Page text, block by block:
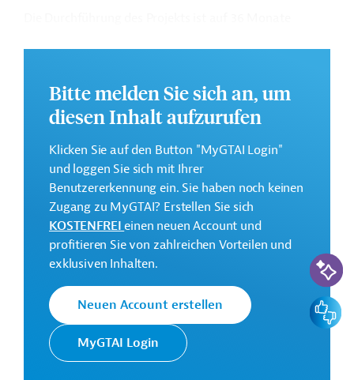
finden Sie auf derWebseite der JICA
GTAI informiert über dieJICA: Schwerpunkte,
Geschäftsanbahnung.
Kontaktadressen
Japan
International
Cooperation
Die JICA setzt die Finanzielle
Zusammenarbeit (FZ) Japans im
Auftrag der Regierung um. Ziele der
Agentur sind die Unterstützung des
sozioökonomischen Wachstums in
Bitte melden Sie sich an, um
diesen Inhalt aufzurufen
Klicken Sie auf den Button "MyGTAI Login"
und loggen Sie sich mit Ihrer
Benutzererkennung ein. Sie haben noch keinen
Zugang zu MyGTAI? Erstellen Sie sich
KOSTENFREIeinen neuen Account und
profitieren Sie von zahlreichen Vorteilen und
exklusiven Inhalten.
Neuen Account erstellen
MyGTAI Login
KI-